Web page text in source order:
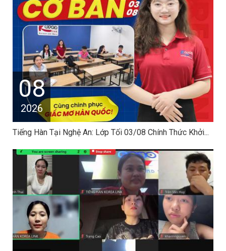
08
2026
Tiếng Hàn Tại Nghệ An: Lớp Tối 03/08 Chính Thức Khởi...